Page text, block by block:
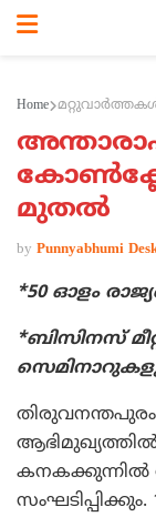
Home
മുതല്‍
by Punnyabhumi
*50 ഓളം
*ബിസിനസ്